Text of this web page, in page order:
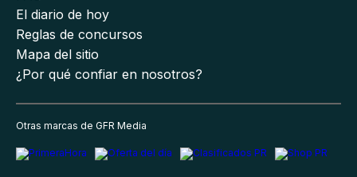
El diario de hoy
Reglas de concursos
Mapa del sitio
¿Por qué confiar en nosotros?
Otras marcas de GFR Media